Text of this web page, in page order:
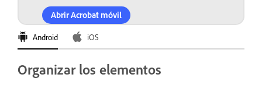
Abrir Acrobat móvil
Android iOS
Organizar los elementos